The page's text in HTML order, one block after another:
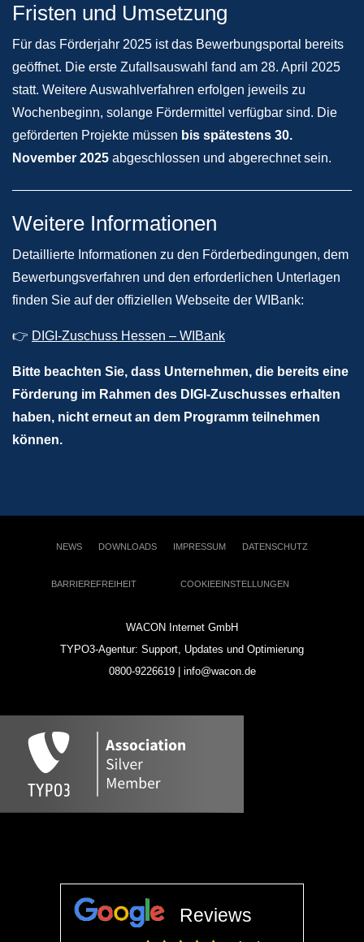
Fristen und Umsetzung
Für das Förderjahr 2025 ist das Bewerbungsportal bereits
geöffnet. Die erste Zufallsauswahl fand am 28. April 2025
statt. Weitere Auswahlverfahren erfolgen jeweils zu
Wochenbeginn, solange Fördermittel verfügbar sind. Die
geförderten Projekte müssen bis spätestens 30.
November 2025 abgeschlossen und abgerechnet sein.​
Weitere Informationen
Detaillierte Informationen zu den Förderbedingungen, dem
Bewerbungsverfahren und den erforderlichen Unterlagen
finden Sie auf der offiziellen Webseite der WIBank:​
👉 DIGI-Zuschuss Hessen – WIBank
Bitte beachten Sie, dass Unternehmen, die bereits eine
Förderung im Rahmen des DIGI-Zuschusses erhalten
haben, nicht erneut an dem Programm teilnehmen
können.​
NEWS DOWNLOADS IMPRESSUM DATENSCHUTZ
BARRIEREFREIHEIT COOKIEEINSTELLUNGEN
WACON Internet GmbH
TYPO3-Agentur: Support, Updates und Optimierung
0800-9226619 | info@wacon.de
Reviews